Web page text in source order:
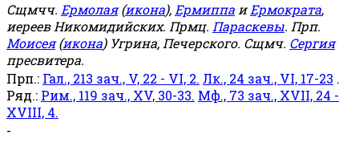
Сщмчч. Ермолая(икона), Ермиппа иЕрмократа,
иереев Никомидийских. Прмц. Параскевы. Прп.
Моисея(икона) Угрина, Печерского. Сщмч. Сергия
пресвитера.
Прп.: Гал., 213 зач., V, 22 - VI, 2. Лк., 24 зач., VI, 17-23 .
Ряд.: Рим., 119 зач., XV, 30-33. Мф., 73 зач., XVII, 24 -
XVIII, 4.
-